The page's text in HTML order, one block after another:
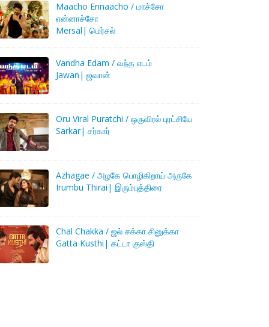
Maacho Ennaacho / மாச்சோ
என்னாச்சோ
Mersal| மெர்சல்
Vandha Edam / வந்த எடம்
Jawan| ஜவான்
Oru Viral Puratchi / ஒருவிரல் புரட்சியே
Sarkar| சர்கார்
Azhagae / அழகே பொழிகிறாய் அருகே
Irumbu Thirai| இரும்புத்திரை
Chal Chakka / ஜல் சக்கா சினுக்கா
Gatta Kusthi| கட்டா குஸ்தி